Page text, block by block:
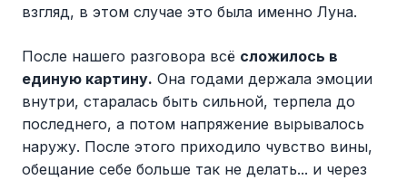
взгляд, в этом случае это была именно Луна.
После нашего разговора всё сложилось в
единую картину. Она годами держала эмоции
внутри, старалась быть сильной, терпела до
последнего, а потом напряжение вырывалось
наружу. После этого приходило чувство вины,
обещание себе больше так не делать... и через